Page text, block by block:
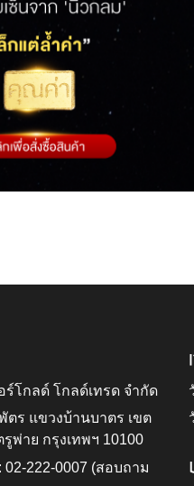
ร์โกลด์ โกลด์เทรด จำกัด
ตร แขวงบ้านบาตร เขต
พ่าย กรุงเทพฯ 10100
222-0007 (สอบถาม